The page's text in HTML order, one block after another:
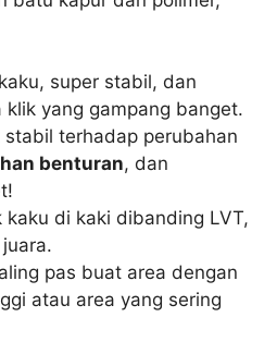
super stabil, dan
yang gampang banget.
stabil terhadap perubahan
benturan, dan
kaku di kaki dibanding LVT,
pas buat area dengan
atau area yang sering